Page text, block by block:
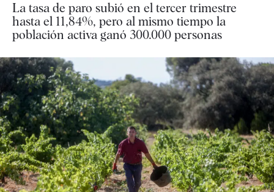
La tasa de paro subió en el tercer trimestre
hasta el 11,84%, pero al mismo tiempo la
población activa ganó 300.000 personas